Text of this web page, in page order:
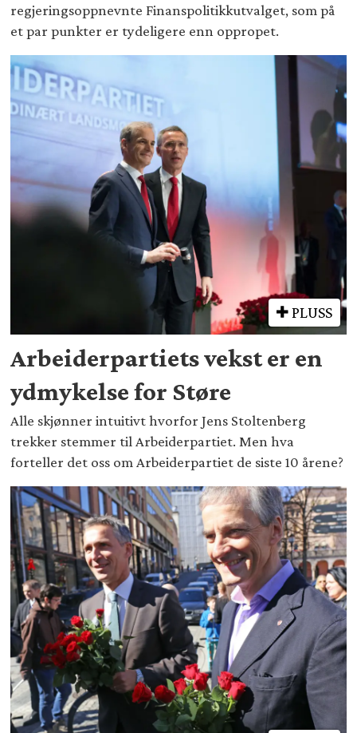
regjeringsoppnevnte Finanspolitikkutvalget, som på
et par punkter er tydeligere enn oppropet.
PLUSS
Arbeiderpartiets vekst er en
ydmykelse for Støre
Alle skjønner intuitivt hvorfor Jens Stoltenberg
trekker stemmer til Arbeiderpartiet. Men hva
forteller det oss om Arbeiderpartiet de siste 10 årene?